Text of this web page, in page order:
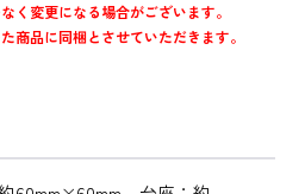
く変更になる場合がございます。
商品に同梱とさせていただきます。